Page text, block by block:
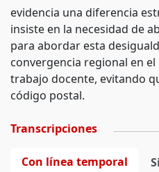
evidencia una diferencia
insiste en la necesidad de
para abordar esta
convergencia regional en
trabajo docente, evitando
código postal.
Transcripciones
Con línea temporal